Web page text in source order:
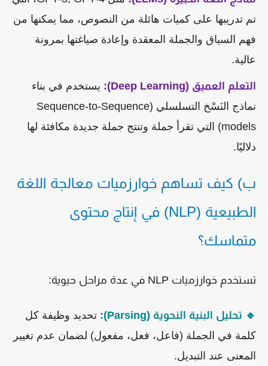
تم تدريبها على كميات هائلة من النصوص، مما يمكنها من
فهم السياق والجملة المعقدة وإعادة صياغتها بمرونة
عالية.
التعلم العميق (Deep Learning):
يستخدم في بناء
نماذج النَسْخ التسلسلي (Sequence-to-Sequence
models) التي تقرأ جملة وتنتج جملة جديدة مكافئة لها
دلاليًا.
ب) كيف تساهم خوارزميات معالجة اللغة
الطبيعية (NLP) في إنتاج محتوى
متماسك؟
تستخدم خوارزميات NLP في عدة مراحل حيوية:
🔹 تحليل البنية النحوية (Parsing):
تحديد وظيفة كل
كلمة في الجملة (فاعل، فعل، مفعول) لضمان عدم تغيير
المعنى عند التبديل.